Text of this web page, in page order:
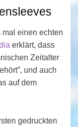
einen echten
erklärt, dass
Zeitalter
und auch
auf dem
gedruckten